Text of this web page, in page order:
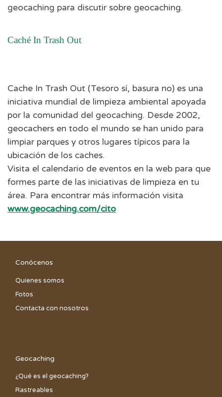
geocaching para discutir sobre geocaching.
Caché In Trash Out
Cache In Trash Out (Tesoro sí, basura no) es una
iniciativa mundial de limpieza ambiental apoyada
por la comunidad del geocaching. Desde 2002,
geocachers en todo el mundo se han unido para
limpiar parques y otros lugares típicos para la
ubicación de los caches.
Visita el calendario de eventos en la web para que
formes parte de las iniciativas de limpieza en tu
área. Para encontrar más información visita
www.geocaching.com/cito
Conócenos
Quienes somos
Fotos
Contacta con nosotros
Geocaching
¿Qué es el geocaching?
Rastreables